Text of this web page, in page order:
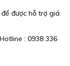
được hỗ trợ giá
: 0938 336